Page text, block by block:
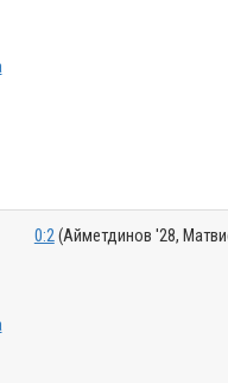
0:2(Айметдинов '28,